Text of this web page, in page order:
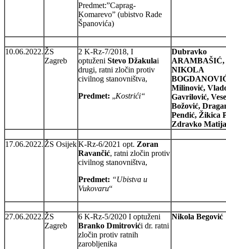
Predmet:”Caprag-
Komarevo” (ubistvo Rade
Španovića)
10.06.2022. ŽS
Zagreb
2 K-Rz-7/2018, I
optuženi Stevo Džakulai
drugi, ratni zločin protiv
civilnog stanovništva,
Predmet: „Kostrići“
Dubravko
ARAMBAŠIĆ,
NIKOLA
Milinović,
Gavrilović,
Božović,
Pendić, Žikica
Zdravko
17.06.2022. ŽS OsijekK-Rz-6/2021 opt. Zoran
Ravančić, ratni zločin protiv
civilnog stanovništva,
Predmet: “Ubistva u
Vukovaru“
27.06.2022. ŽS
Zagreb
6 K-Rz-5/2020 I optuženi
Branko Dmitrovići dr. ratni
zločin protiv ratnih
zarobljenika
Nikola Begović